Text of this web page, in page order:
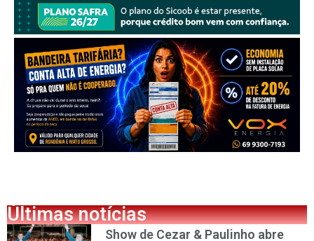
Últimas notícias
Show de Cezar & Paulinho abre